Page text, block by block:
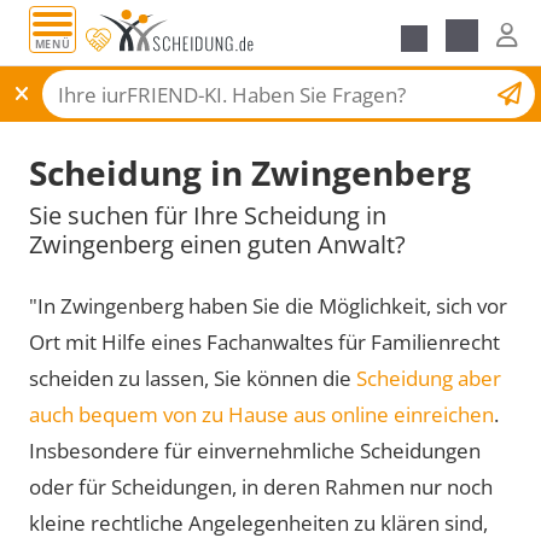
MENÜ
Scheidungsantrag
Scheidung in Zwingenberg
Sie suchen für Ihre Scheidung in
Zwingenberg einen guten Anwalt?
"In Zwingenberg haben Sie die Möglichkeit, sich vor
Ort mit Hilfe eines Fachanwaltes für Familienrecht
scheiden zu lassen, Sie können die Scheidung aber
auch bequem von zu Hause aus online einreichen.
Insbesondere für einvernehmliche Scheidungen
oder für Scheidungen, in deren Rahmen nur noch
kleine rechtliche Angelegenheiten zu klären sind,